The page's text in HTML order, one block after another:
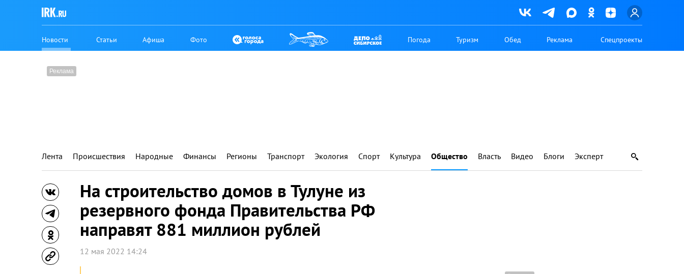
Новости Статьи Афиша Фото Погода Туризм Обед Реклама Спецпроекты
Лента Происшествия Народные Финансы Регионы Транспорт Экология Спорт Культура Общество Власть Видео Блоги Эксперт
На строительство домов в Тулуне из
резервного фонда Правительства РФ
направят 881 миллион рублей
12 мая 2022 14:24